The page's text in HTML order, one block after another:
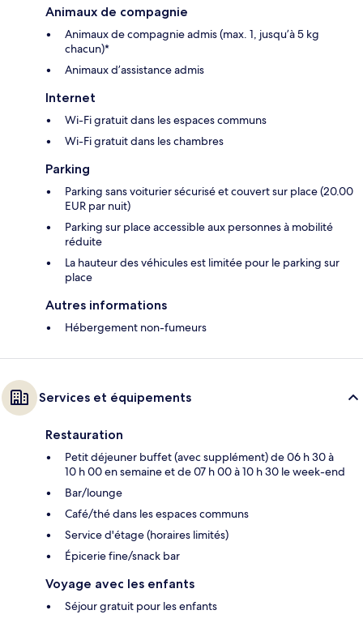
Animaux de compagnie
Animaux de compagnie admis (max. 1, jusqu’à 5 kg
chacun)*
Animaux d’assistance admis
Internet
Wi-Fi gratuit dans les espaces communs
Wi-Fi gratuit dans les chambres
Parking
Parking sans voiturier sécurisé et couvert sur place (20.00
EUR par nuit)
Parking sur place accessible aux personnes à mobilité
réduite
La hauteur des véhicules est limitée pour le parking sur
place
Autres informations
Hébergement non-fumeurs
Services et équipements
Restauration
Petit déjeuner buffet (avec supplément) de 06 h 30 à
10 h 00 en semaine et de 07 h 00 à 10 h 30 le week-end
Bar/lounge
Café/thé dans les espaces communs
Service d'étage (horaires limités)
Épicerie fine/snack bar
Voyage avec les enfants
Séjour gratuit pour les enfants